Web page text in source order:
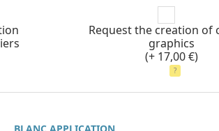
Request the creation of
graphics
(+ 17,00 €)
?